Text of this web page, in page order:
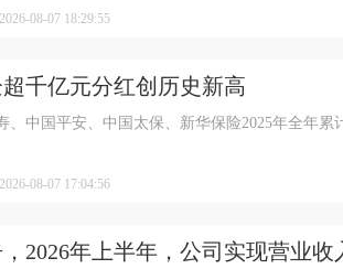
2026-08-07 18:29:55
千亿元分红创历史新高
、中国平安、中国太保、新华保险2025年全年
2026-08-07 17:04:56
2026年上半年，公司实现营业